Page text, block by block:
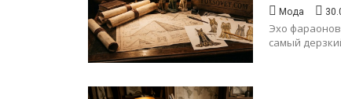
Мода
Эхо
самый